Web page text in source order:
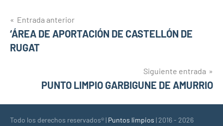
Navegación
de
Entrada anterior
‘ÁREA DE APORTACIÓN DE CASTELLÓN DE
RUGAT
Siguiente entrada
PUNTO LIMPIO GARBIGUNE DE AMURRIO
Todo los derechos reservados® | Puntos limpios | 2016 - 2026